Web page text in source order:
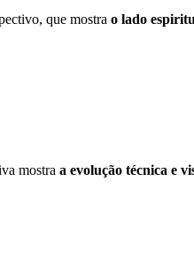
que mostra o lado
mostra a evolução técnica e